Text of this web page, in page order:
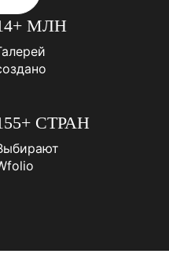
МЛН
СТРАН